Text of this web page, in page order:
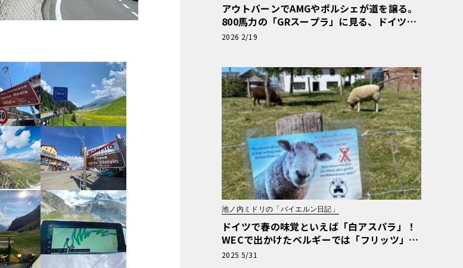
アウトバーンでAMGやポルシェが道を譲る。
800馬力の「GRスープラ」に見る、ドイツ人
の日本車リスペクト【木下隆之コラム】《LE
2026 2/19
池ノ内ミドリの「バイエルン日記」
ドイツで春の味覚といえば「白アスパラ」！
WECで出かけたベルギーでは「フリッツ」を
食べるのがマストです【池ノ内ミドリのジャ
2025 5/31